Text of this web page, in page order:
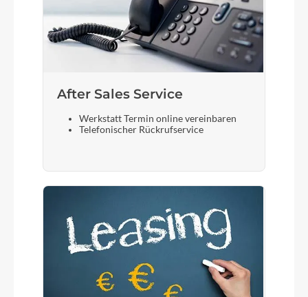
After Sales Service
Werkstatt Termin online vereinbaren
Telefonischer Rückrufservice